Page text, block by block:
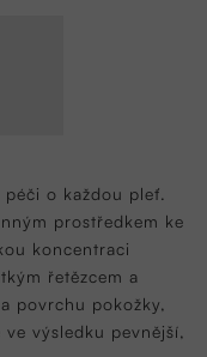
o každou pleť.
prostředkem ke
koncentraci
řetězcem a
povrchu pokožky,
výsledku pevnější,